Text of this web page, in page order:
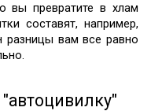
вы превратите в хлам
составят, например,
разницы вам все равно